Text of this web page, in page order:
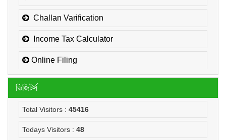
Challan Varification
Income Tax Calculator
Online Filing
ভিজিটর্স
Total Visitors : 45416
Todays Visitors : 48